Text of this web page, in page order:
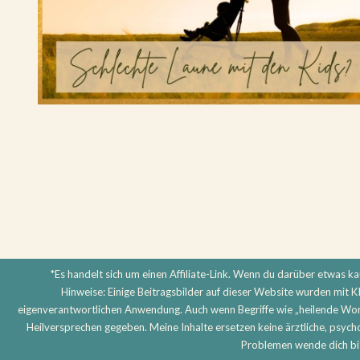
*Es handelt sich um einen Affiliate-Link. Wenn du darüber etwas
Hinweise: Einige Beitragsbilder auf dieser Website wurden mit
eigenverantwortlichen Anwendung. Auch wenn Begriffe wie „heilende
Heilversprechen gegeben. Meine Inhalte ersetzen keine ärztliche,
Problemen wende dich